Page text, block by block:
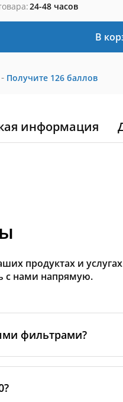
24-48 часов
В
- Получите 126 баллов
информация
продуктах и
с нами напрямую.
фильтрами?
фильтры
производству и